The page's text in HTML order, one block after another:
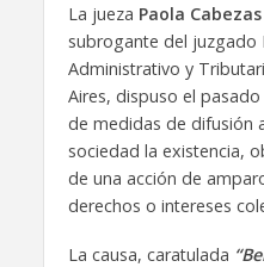
La jueza Paola
subrogante del juzgado
Administrativo y
Aires, dispuso el
de medidas de difusión
sociedad la existencia,
de una acción de
derechos o intereses
La causa, caratulada